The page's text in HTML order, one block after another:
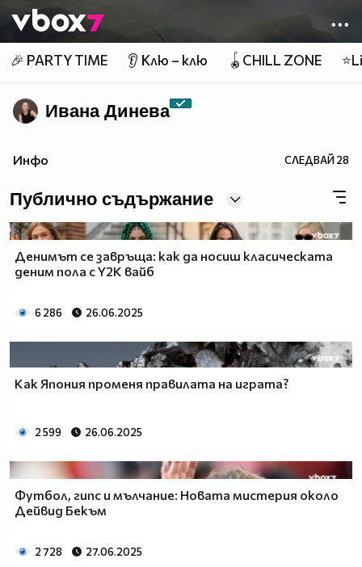
👾
🎉 PARTY TIME 👂 Клю – клю 🪀CHILL ZONE
Ивана Динева
Инфо СЛЕДВАЙ28
Публично съдържание
Денимът се завръща: как да носиш класическата
деним пола с Y2K вайб
6 286 26.06.2025
Как Япония променя правилата на играта?
2 599 26.06.2025
Футбол, гипс и мълчание: Новата мистерия около
Дейвид Бекъм
2 728 27.06.2025